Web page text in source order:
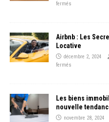
fermés
Airbnb : Les
Locative
décembre 2, 2024
fermés
Les biens
nouvelle
novembre 28, 2024